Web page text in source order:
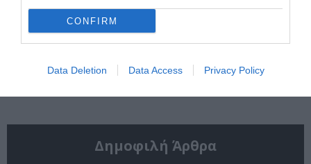
CONFIRM
Data Deletion Data Access Privacy Policy
Οι Arab Strap στο
Gazarte Ground
Stage
Ρεμπούτσικα και
στην Πάρο
Δημοφιλή Άρθρα